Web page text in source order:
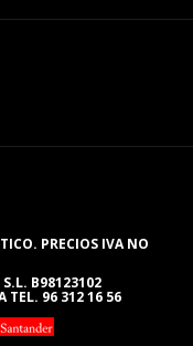
PRECIOS IVA NO
S.L. B98123102
TEL. 96 312 16 56